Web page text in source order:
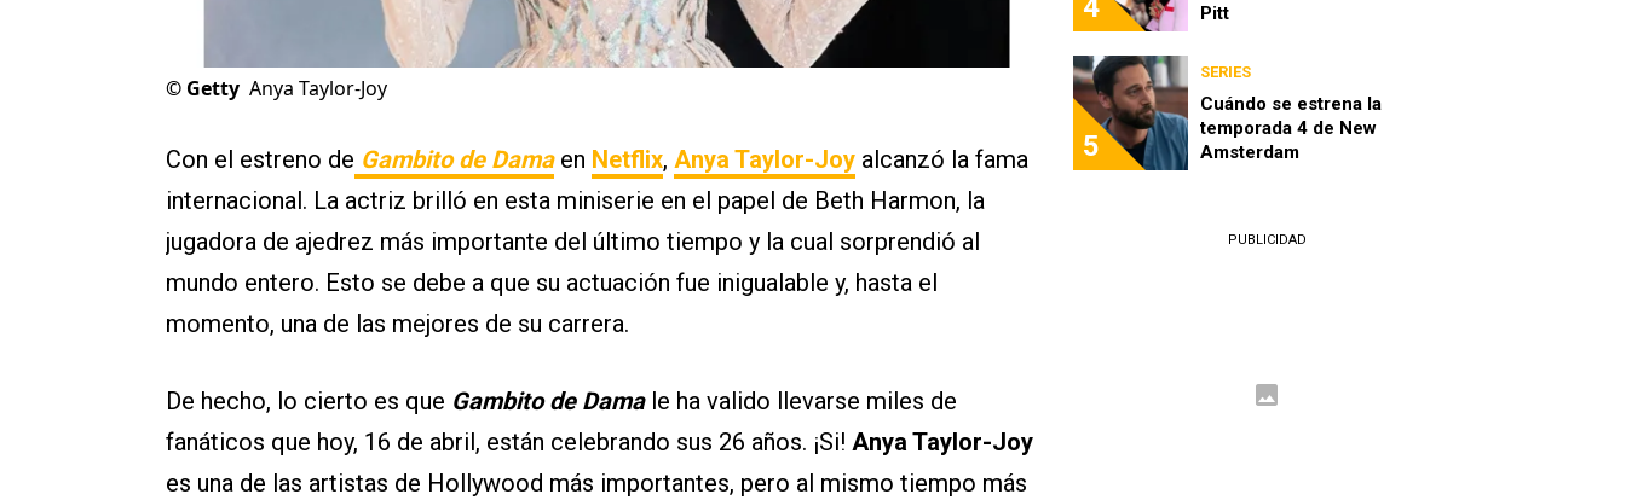
© Getty Anya Taylor-Joy
Con el estreno de Gambito de Dama en Netflix, Anya Taylor-Joy alcanzó la fama
internacional. La actriz brilló en esta miniserie en el papel de Beth Harmon, la
jugadora de ajedrez más importante del último tiempo y la cual sorprendió al
mundo entero. Esto se debe a que su actuación fue inigualable y, hasta el
momento, una de las mejores de su carrera.
De hecho, lo cierto es que Gambito de Damale ha valido llevarse miles de
fanáticos que hoy, 16 de abril, están celebrando sus 26 años. ¡Si! Anya Taylor-Joy
es una de las artistas de Hollywood más importantes, pero al mismo tiempo más
4 Pitt
5
SERIES
Cuándo se estrena la
temporada 4 de New
Amsterdam
PUBLICIDAD